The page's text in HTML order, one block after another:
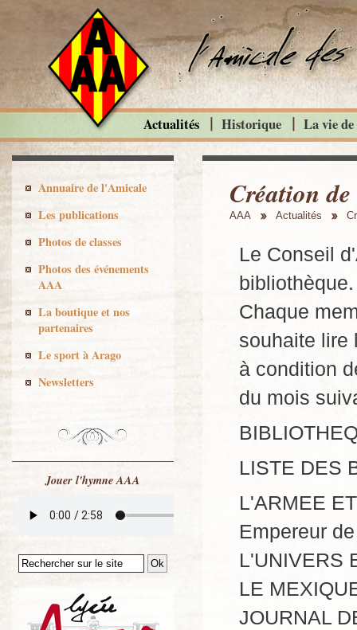
Création
AAA Actualités
Le Conseil
bibliothèque.
Chaque
souhaite lire
à condition
du mois
LISTE DES
L'ARMEE
Empereur
L'UNIVERS
LE
JOURNAL
Actualités Historique La vie
Annuaire de l'Amicale
Les publications
Photos de classes
Photos des événements
AAA
La boutique et nos
partenaires
Le sport à Arago
Newsletters
Jouer l'hymne AAA